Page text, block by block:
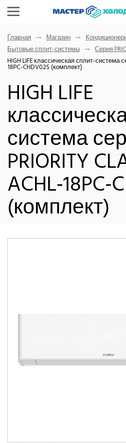
Главная Магазин
Бытовые сплит-системы
Серия
HIGH LIFE классическая сплит-система
18PC-CHDV02S (комплект)
HIGH LIFE
система
PRIORITY
ACHL-18PC-
(комплект)